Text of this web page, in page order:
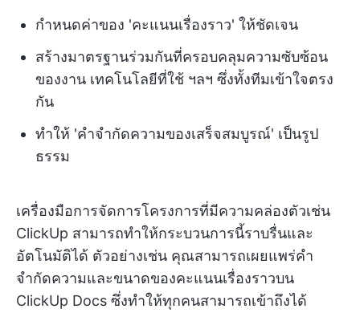
กำหนดค่าของ 'คะแนนเรื่องราว' ให้ชัดเจน
สร้างมาตรฐานร่วมกันที่ครอบคลุมความซับซ้อน
ของงาน เทคโนโลยีที่ใช้ ฯลฯ ซึ่งทั้งทีมเข้าใจตรง
กัน
ทำให้ 'คำจำกัดความของเสร็จสมบูรณ์' เป็นรูป
ธรรม
เครื่องมือการจัดการโครงการที่มีความคล่องตัวเช่น
ClickUp สามารถทำให้กระบวนการนี้ราบรื่นและ
อัตโนมัติได้ ตัวอย่างเช่น คุณสามารถเผยแพร่คำ
จำกัดความและขนาดของคะแนนเรื่องราวบน
ClickUp Docs ซึ่งทำให้ทุกคนสามารถเข้าถึงได้